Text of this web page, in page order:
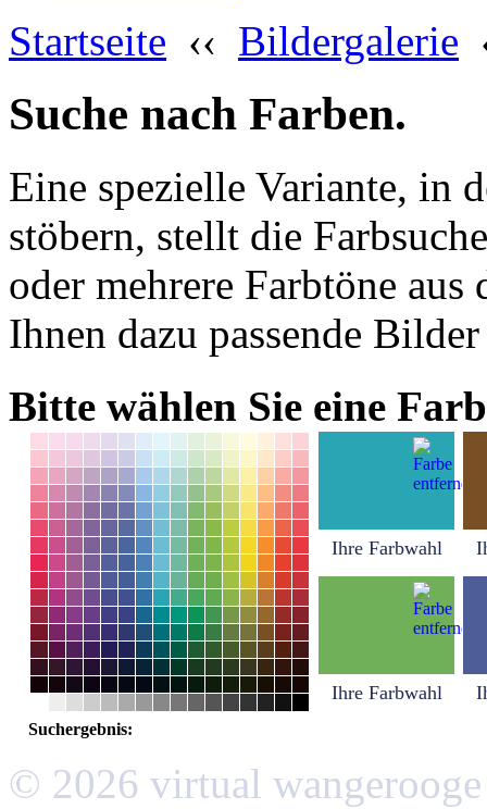
Startseite ‹‹ Bildergalerie
Suche nach Farben.
Eine spezielle Variante, in
stöbern, stellt die
oder mehrere Farbtöne
Ihnen dazu passende
Bitte wählen Sie eine
Ihre Farbwahl
Ihre Farbwahl
Suchergebnis:
© 2026 virtual wangerooge